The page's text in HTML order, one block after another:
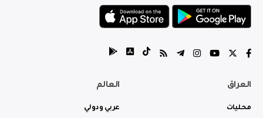
العراق
محليات
العالم
عربي ودولي